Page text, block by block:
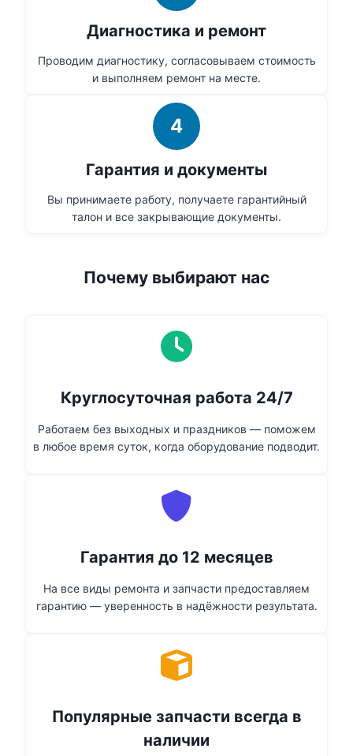
Диагностика и ремонт
Проводим диагностику, согласовываем стоимость
и выполняем ремонт на месте.
4
Гарантия и документы
Вы принимаете работу, получаете гарантийный
талон и все закрывающие документы.
Почему выбирают нас
Круглосуточная работа 24/7
Работаем без выходных и праздников — поможем
в любое время суток, когда оборудование подводит.
Гарантия до 12 месяцев
На все виды ремонта и запчасти предоставляем
гарантию — уверенность в надёжности результата.
Популярные запчасти всегда в
наличии